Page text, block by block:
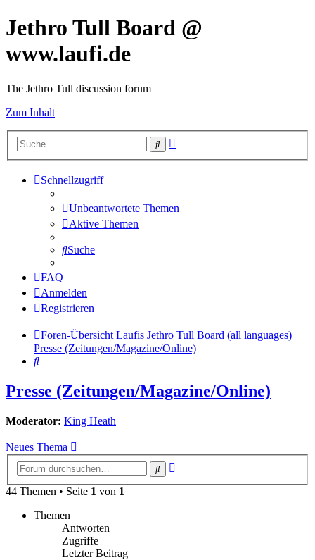
Jethro Tull Board @
www.laufi.de
The Jethro Tull discussion forum
Zum Inhalt
Suche
Schnellzugriff
Unbeantwortete Themen
Aktive Themen
Suche
FAQ
Anmelden
Registrieren
Foren-Übersicht Laufis Jethro Tull Board (all languages)
Presse (Zeitungen/Magazine/Online)
Suche
Presse (Zeitungen/Magazine/Online)
Moderator: King Heath
Neues Thema
Suche
44 Themen • Seite 1 von 1
Themen
Antworten
Zugriffe
Letzter Beitrag